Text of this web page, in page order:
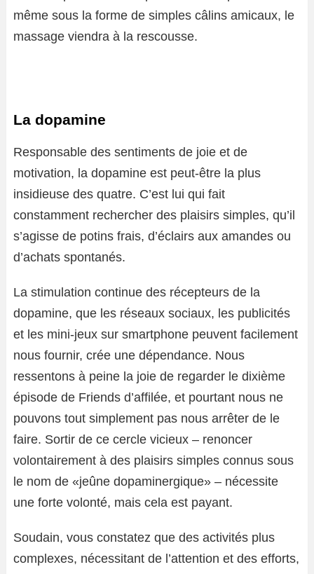
même sous la forme de simples câlins amicaux, le
massage viendra à la rescousse.
La dopamine
Responsable des sentiments de joie et de
motivation, la dopamine est peut-être la plus
insidieuse des quatre. C’est lui qui fait
constamment rechercher des plaisirs simples, qu’il
s’agisse de potins frais, d’éclairs aux amandes ou
d’achats spontanés.
La stimulation continue des récepteurs de la
dopamine, que les réseaux sociaux, les publicités
et les mini-jeux sur smartphone peuvent facilement
nous fournir, crée une dépendance. Nous
ressentons à peine la joie de regarder le dixième
épisode de Friends d’affilée, et pourtant nous ne
pouvons tout simplement pas nous arrêter de le
faire. Sortir de ce cercle vicieux – renoncer
volontairement à des plaisirs simples connus sous
le nom de «jeûne dopaminergique» – nécessite
une forte volonté, mais cela est payant.
Soudain, vous constatez que des activités plus
complexes, nécessitant de l’attention et des efforts,